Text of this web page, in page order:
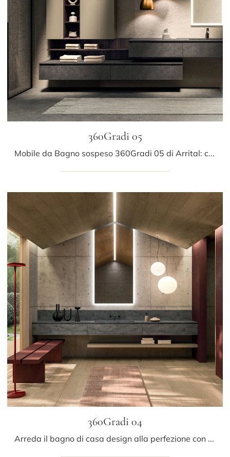
360Gradi 05
Mobile da Bagno sospeso 360Gradi 05 di Arrital: clicca e scopri di più su mobili bagno sospesi in gres e elementi accessori della marca.
360Gradi 04
Arreda il bagno di casa design alla perfezione con 360Gradi 04, mobili bagno sospesi e oggetti in resina minerale di Arrital.